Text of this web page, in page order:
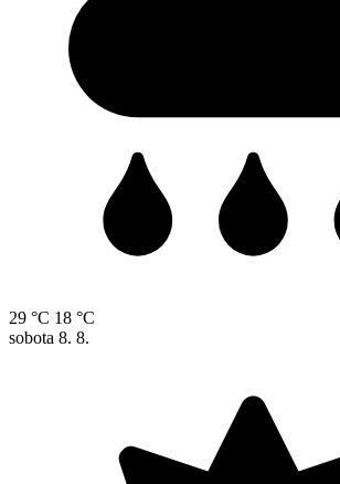
29 °C 18 °C
sobota 8. 8.